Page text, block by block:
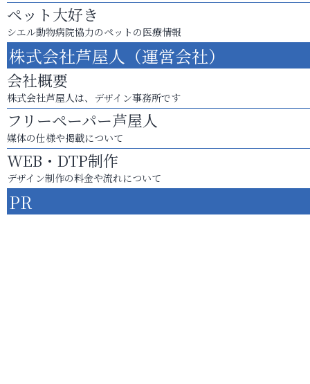
ペット大好き
シエル動物病院協力のペットの医療情報
株式会社芦屋人（運営会社）
会社概要
株式会社芦屋人は、デザイン事務所です
フリーペーパー芦屋人
媒体の仕様や掲載について
WEB・DTP制作
デザイン制作の料金や流れについて
PR